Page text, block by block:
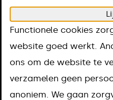
Home Projecten
Functionele cookies
website goed werkt.
ons om de website te
verzamelen geen
anoniem. We gaan